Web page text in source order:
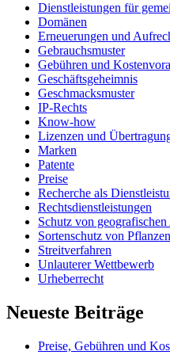
Dienstleistungen für
Domänen
Erneuerungen und
Gebrauchsmuster
Gebühren und
Geschäftsgeheimnis
Geschmacksmuster
IP-Rechts
Know-how
Lizenzen und
Marken
Patente
Preise
Recherche als
Rechtsdienstleistungen
Schutz von
Sortenschutz von
Streitverfahren
Unlauterer Wettbewerb
Urheberrecht
Neueste Beiträge
Preise, Gebühren und